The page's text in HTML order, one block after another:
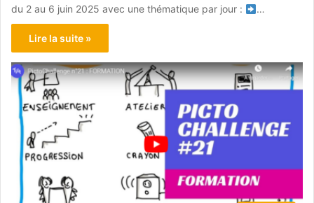
du 2 au 6 juin 2025 avec une thématique par jour :
…
Lire la suite »